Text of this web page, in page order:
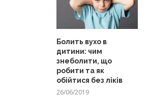
Болить вухо в
дитини: чим
знеболити, що
робити та як
обійтися без ліків
26/06/2019